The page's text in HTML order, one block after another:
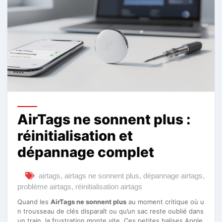
AirTags ne sonnent plus :
réinitialisation et
dépannage complet
airtags, airtags ne sonnent plus, dépannage airtags,
problème airtags, réinitialisation airtags
Quand les AirTags ne sonnent plus au moment critique où u
n trousseau de clés disparaît ou qu’un sac reste oublié dans